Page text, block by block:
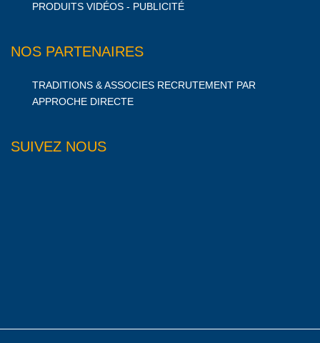
PRODUITS VIDÉOS - PUBLICITÉ
NOS PARTENAIRES
TRADITIONS & ASSOCIES RECRUTEMENT PAR
APPROCHE DIRECTE
SUIVEZ NOUS